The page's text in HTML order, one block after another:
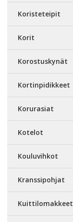
Koristeteipit
Korit
Korostuskynät
Kortinpidikkeet
Korurasiat
Kotelot
Kouluvihkot
Kranssipohjat
Kuittilomakkeet